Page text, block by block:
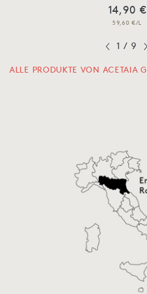
14,90 €
59,60 €/L
1 / 9
ALLE PRODUKTE VON ACETAIA